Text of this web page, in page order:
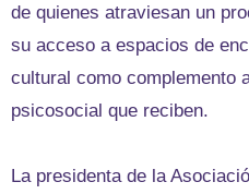
de quienes atraviesan un
su acceso a espacios de
cultural como complemento
psicosocial que reciben.
La presidenta de la